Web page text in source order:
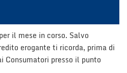
il mese in corso. Salvo
erogante ti ricorda, prima di
presso il punto